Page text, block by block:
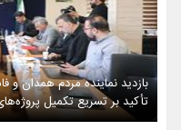
بازدید نماینده مردم همدان و
تأکید بر تسریع تکمیل